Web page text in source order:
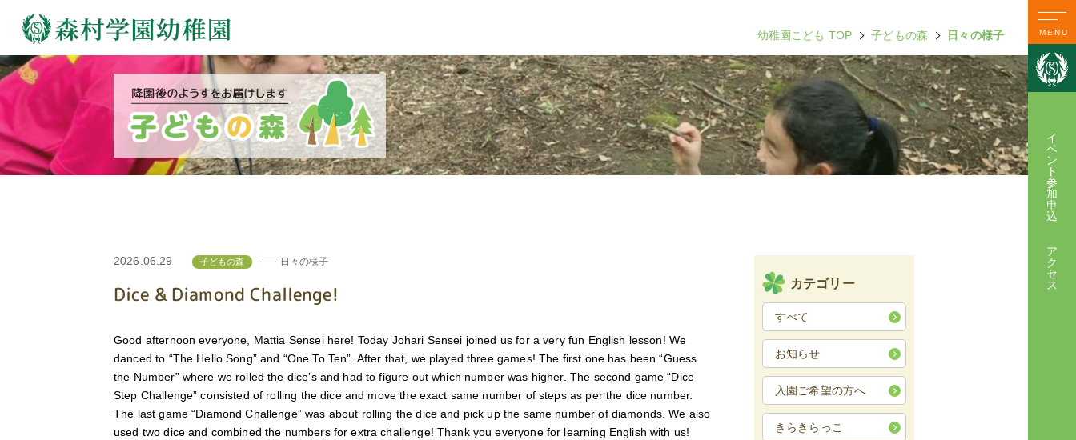
MENU
イ
ベ
ン
ト
参
加
申
込
ア
ク
セ
ス
幼稚園こども TOP 子どもの森 日々の様子
2026.06.29 子どもの森 日々の様子
Dice & Diamond Challenge!
Good afternoon everyone, Mattia Sensei here! Today Johari Sensei joined us for a very fun English lesson! We
danced to “The Hello Song” and “One To Ten”. After that, we played three games! The first one has been “Guess
the Number” where we rolled the dice’s and had to figure out which number was higher. The second game “Dice
Step Challenge” consisted of rolling the dice and move the exact same number of steps as per the dice number.
The last game “Diamond Challenge” was about rolling the dice and pick up the same number of diamonds. We also
used two dice and combined the numbers for extra challenge! Thank you everyone for learning English with us!
カテゴリー
すべて
お知らせ
入園ご希望の方へ
きらきらっこ